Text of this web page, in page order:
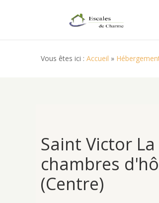
Vous êtes ici : Accueil »
Saint Victor
chambres
(Centre)